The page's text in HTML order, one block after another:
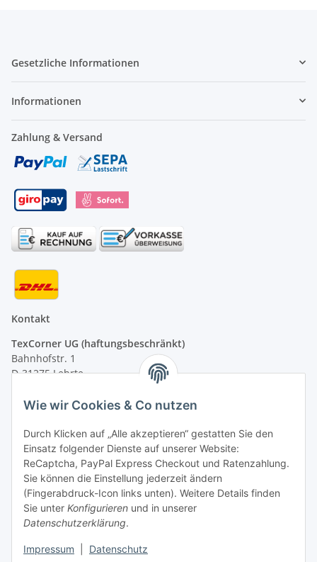
Gesetzliche Informationen
Informationen
Zahlung & Versand
Kontakt
TexCorner UG (haftungsbeschränkt)
Bahnhofstr. 1
D-31275 Lehrte
Montag - Freitag
von 09:00 - 13:00 Uhr
telefonisch erreichbar
Tel: +49 (0) 5132 8230689
Fax: +49 (0) 5132 8230693
E-Mail:mail@signalweste.net
Wie wir Cookies & Co nutzen
Durch Klicken auf „Alle akzeptieren“ gestatten Sie den
Einsatz folgender Dienste auf unserer Website:
ReCaptcha, PayPal Express Checkout und Ratenzahlung.
Sie können die Einstellung jederzeit ändern
(Fingerabdruck-Icon links unten). Weitere Details finden
Sie unter Konfigurieren und in unserer
Datenschutzerklärung.
Impressum Datenschutz